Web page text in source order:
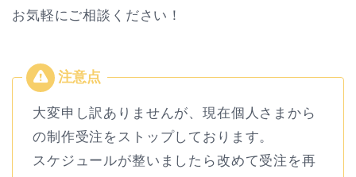
お気軽にご相談ください！
大変申し訳ありませんが、現在個人さまから
の制作受注をストップしております。
スケジュールが整いましたら改めて受注を再